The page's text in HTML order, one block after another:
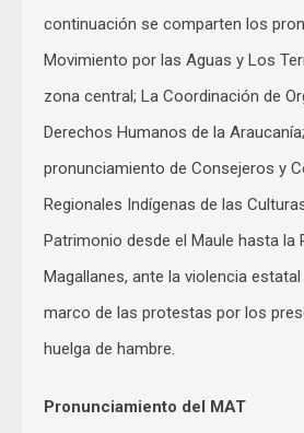
continuación se comparten los
Movimiento por las Aguas y Los
zona central; La Coordinación de
Derechos Humanos de la Araucanía;
pronunciamiento de Consejeros y
Regionales Indígenas de las
Patrimonio desde el Maule hasta la
Magallanes, ante la violencia estatal
marco de las protestas por los
huelga de hambre.
Pronunciamiento del MAT